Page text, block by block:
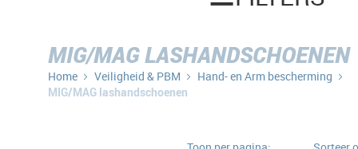
MIG/MAG LASHANDSCHOENEN
Home Veiligheid & PBM
Hand- en Arm bescherming
MIG/MAG lashandschoenen